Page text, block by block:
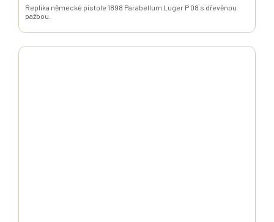
Replika německé pistole 1898 Parabellum Luger P 08 s dřevěnou
pažbou.